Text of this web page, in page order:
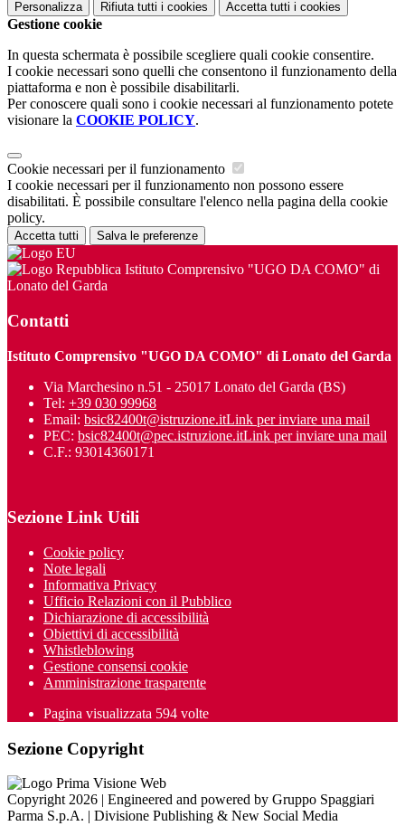
Personalizza Rifiuta tutti i cookies Accetta tutti i cookies
Gestione cookie
In questa schermata è possibile scegliere quali cookie consentire.
I cookie necessari sono quelli che consentono il funzionamento della
piattaforma e non è possibile disabilitarli.
Per conoscere quali sono i cookie necessari al funzionamento potete
visionare la COOKIE POLICY.
Cookie necessari per il funzionamento
I cookie necessari per il funzionamento non possono essere
disabilitati. È possibile consultare l'elenco nella pagina della cookie
policy.
Accetta tutti Salva le preferenze
Istituto Comprensivo "UGO DA COMO" di
Lonato del Garda
Contatti
Istituto Comprensivo "UGO DA COMO" di Lonato del Garda
Via Marchesino n.51 - 25017 Lonato del Garda (BS)
Tel: +39 030 99968
Email: bsic82400t@istruzione.itLink per inviare una mail
PEC: bsic82400t@pec.istruzione.itLink per inviare una mail
C.F.: 93014360171
Sezione Link Utili
Cookie policy
Note legali
Informativa Privacy
Ufficio Relazioni con il Pubblico
Dichiarazione di accessibilità
Obiettivi di accessibilità
Whistleblowing
Gestione consensi cookie
Amministrazione trasparente
Pagina visualizzata 594 volte
Sezione Copyright
Copyright 2026 | Engineered and powered by Gruppo Spaggiari
Parma S.p.A. | Divisione Publishing & New Social Media